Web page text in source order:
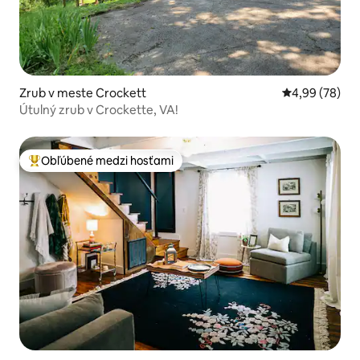
Zrub v meste Crockett Priemerné
4,99 (78)
Útulný zrub v Crockette, VA!
Najobľúbenejšie medzi hosťami
Obľúbené medzi hosťami